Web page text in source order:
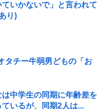
ていかないで」と言われて
り)
タチー牛弱男どもの「お
は中学生の同期に年齢差を
いるが、同期2人は...